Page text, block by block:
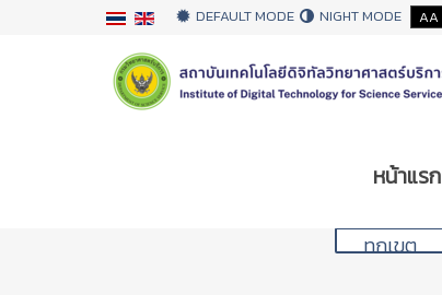
DEFAULT MODE NIGHT MODE AA
หน้าแรก